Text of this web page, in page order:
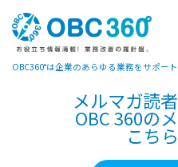
メルマガ読
OBC 360の
こち